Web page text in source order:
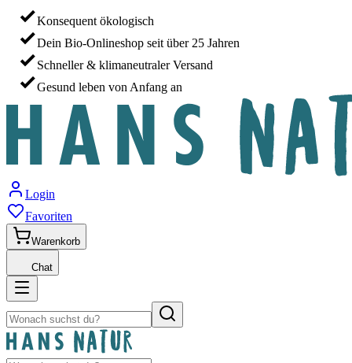
Konsequent ökologisch
Dein Bio-Onlineshop seit über 25 Jahren
Schneller & klimaneutraler Versand
Gesund leben von Anfang an
Login
Favoriten
Warenkorb
Chat